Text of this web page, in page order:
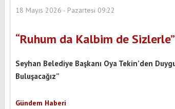
18 Mayıs 2026 - Pazartesi 09:22
“Ruhum da Kalbim de Sizlerle”
Seyhan Belediye Başkanı Oya Tekin’den
Buluşacağız”
Gündem Haberi